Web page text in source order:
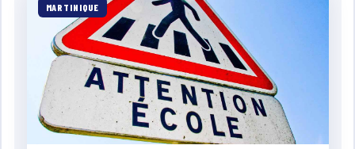
MARTINIQUE